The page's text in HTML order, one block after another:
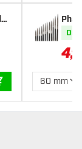
AGGIUNGI AL
nts
4,52
60 mm